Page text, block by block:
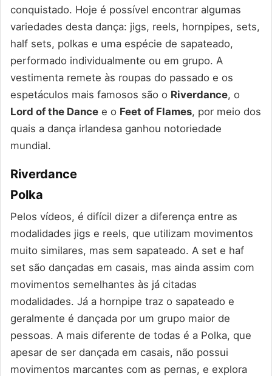
conquistado. Hoje é possível encontrar algumas
variedades desta dança: jigs, reels, hornpipes, sets,
half sets, polkas e uma espécie de sapateado,
performado individualmente ou em grupo. A
vestimenta remete às roupas do passado e os
espetáculos mais famosos são o Riverdance, o
Lord of the Dance e o Feet of Flames, por meio dos
quais a dança irlandesa ganhou notoriedade
mundial.
Riverdance
Polka
Pelos vídeos, é difícil dizer a diferença entre as
modalidades jigs e reels, que utilizam movimentos
muito similares, mas sem sapateado. A set e haf
set são dançadas em casais, mas ainda assim com
movimentos semelhantes às já citadas
modalidades. Já a hornpipe traz o sapateado e
geralmente é dançada por um grupo maior de
pessoas. A mais diferente de todas é a Polka, que
apesar de ser dançada em casais, não possui
movimentos marcantes com as pernas, e explora